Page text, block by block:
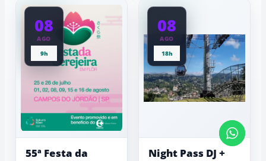
08
AGO
9h
55ª Festa da
08
AGO
18h
Night Pass DJ +